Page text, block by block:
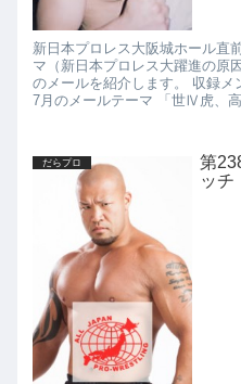
新日本プロレス大阪城ホール直
マ（新日本プロレス大躍進の原
のメールを紹介します。 収録メ
7月のメールテーマ 「世Ⅳ虎、高
だらプロ
第
ッチ